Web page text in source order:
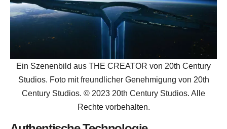
Ein Szenenbild aus THE CREATOR von 20th Century
Studios. Foto mit freundlicher Genehmigung von 20th
Century Studios. © 2023 20th Century Studios. Alle
Rechte vorbehalten.